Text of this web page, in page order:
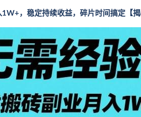
，稳定持续收益，碎片时间搞定【揭